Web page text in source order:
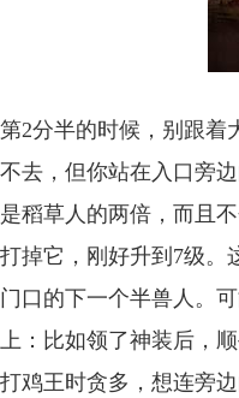
第2分半的时候，别跟着
不去，但你站在入口旁
是稻草人的两倍，而且
打掉它，刚好升到7级。
门口的下一个半兽人。
上：比如领了神装后，
打鸡王时贪多，想连旁